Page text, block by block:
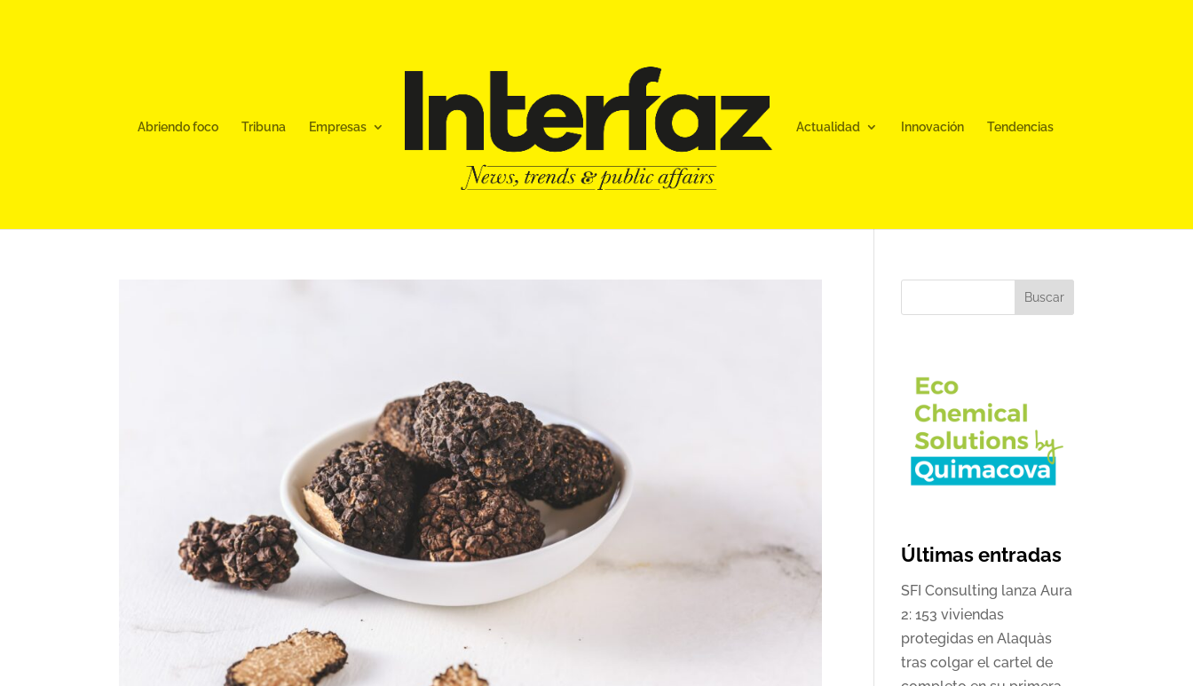
Abriendo foco Tribuna Empresas Actualidad Innovación Tendencias
Buscar
Últimas entradas
SFI Consulting lanza Aura
2: 153 viviendas
protegidas en Alaquàs
tras colgar el cartel de